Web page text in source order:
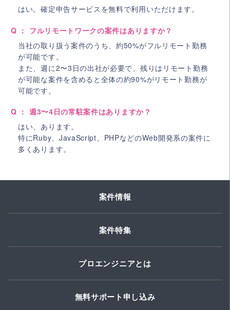
はい。確定申告サービスを無料で利用いただけます。
Q ： フルリモートワークの案件はありますか？
当社の取り扱う案件のうち、約50%がフルリモート勤務
が可能です。
また、週に2〜3日の出社が必要で、残りはリモート勤務
が可能な案件を含めると全体の約90%がリモート勤務が
可能です。
Q ： 週3〜4日の常駐案件はありますか？
はい、あります。
特にRuby、JavaScript、PHPなどのWeb開発系の案件に
多くあります。
案件情報
案件特集
プロエンジニアとは
無料サポート申し込み